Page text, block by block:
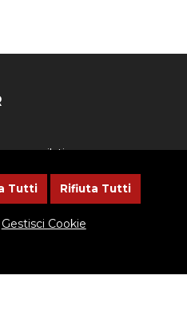
Tutti Rifiuta Tutti
Gestisci Cookie
email, ti